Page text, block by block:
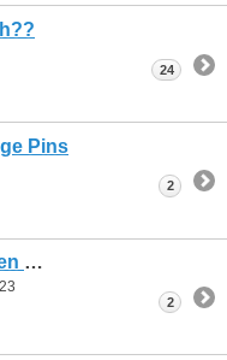
24
Pins
2
BeagleBone Blue mit servo motoren
2